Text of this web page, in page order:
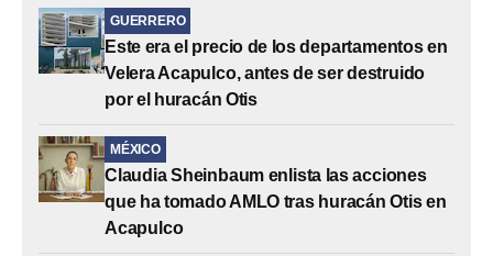
GUERRERO
Este era el precio de los departamentos en
Velera Acapulco, antes de ser destruido
por el huracán Otis
MÉXICO
Claudia Sheinbaum enlista las acciones
que ha tomado AMLO tras huracán Otis en
Acapulco